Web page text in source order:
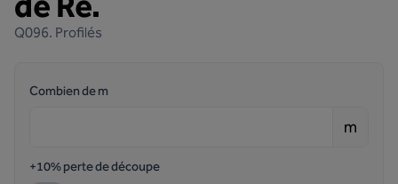
Q096. Profilés
Combien de m
m
+10% perte de découpe